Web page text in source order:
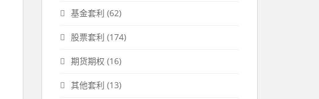
基金套利 (62)
股票套利 (174)
期货期权 (16)
其他套利 (13)